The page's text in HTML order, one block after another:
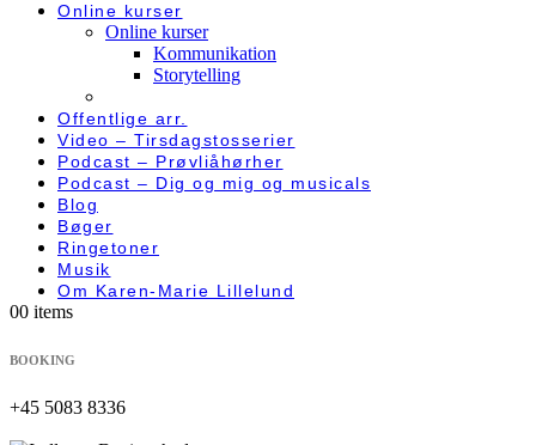
Online kurser
Online kurser
Kommunikation
Storytelling
Offentlige arr.
Video – Tirsdagstosserier
Podcast – Prøvliåhørher
Podcast – Dig og mig og musicals
Blog
Bøger
Ringetoner
Musik
Om Karen-Marie Lillelund
00 items
BOOKING
+45 5083 8336